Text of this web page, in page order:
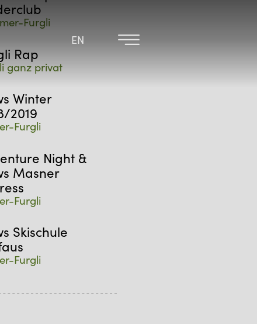
EN
EN
Furgli
Rap
ganz privat
Winter
2019
Furgli
Night &
Masner
Furgli
Skischule
Furgli